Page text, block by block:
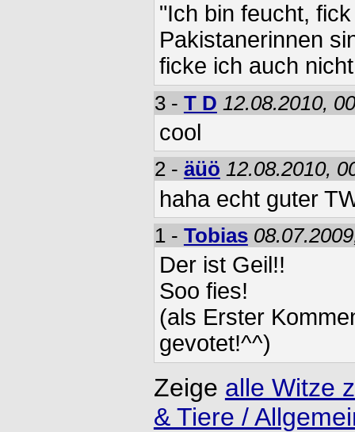
"Ich bin feucht,
Pakistanerinnen
ficke ich auch
3 - T D 12.08.2010,
cool
2 - äüö 12.08.2010,
haha echt guter
1 - Tobias
Der ist Geil!!
Soo fies!
(als Erster
gevotet!^^)
Zeige alle Witze
& Tiere /